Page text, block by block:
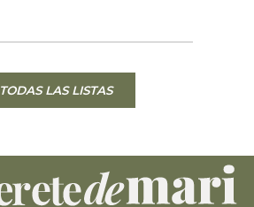
TODAS LAS LISTAS